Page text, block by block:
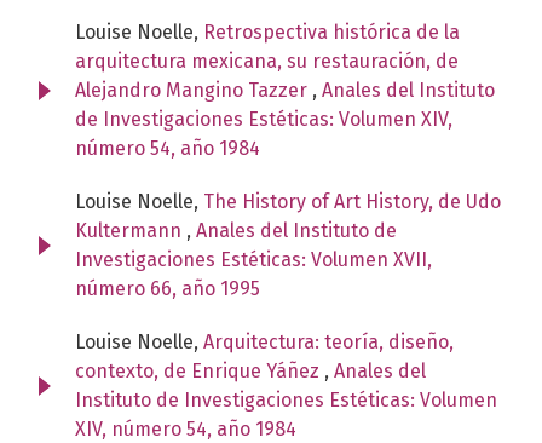
Louise Noelle, Retrospectiva histórica de la
arquitectura mexicana, su restauración, de
Alejandro Mangino Tazzer , Anales del Instituto
de Investigaciones Estéticas: Volumen XIV,
número 54, año 1984
Louise Noelle, The History of Art History, de Udo
Kultermann , Anales del Instituto de
Investigaciones Estéticas: Volumen XVII,
número 66, año 1995
Louise Noelle, Arquitectura: teoría, diseño,
contexto, de Enrique Yáñez , Anales del
Instituto de Investigaciones Estéticas: Volumen
XIV, número 54, año 1984